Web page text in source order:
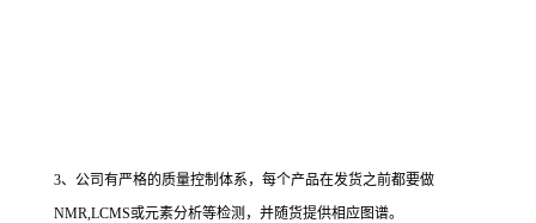
3、公司有严格的质量控制体系，每个产品在发货之前都要做
NMR,LCMS或元素分析等检测，并随货提供相应图谱。